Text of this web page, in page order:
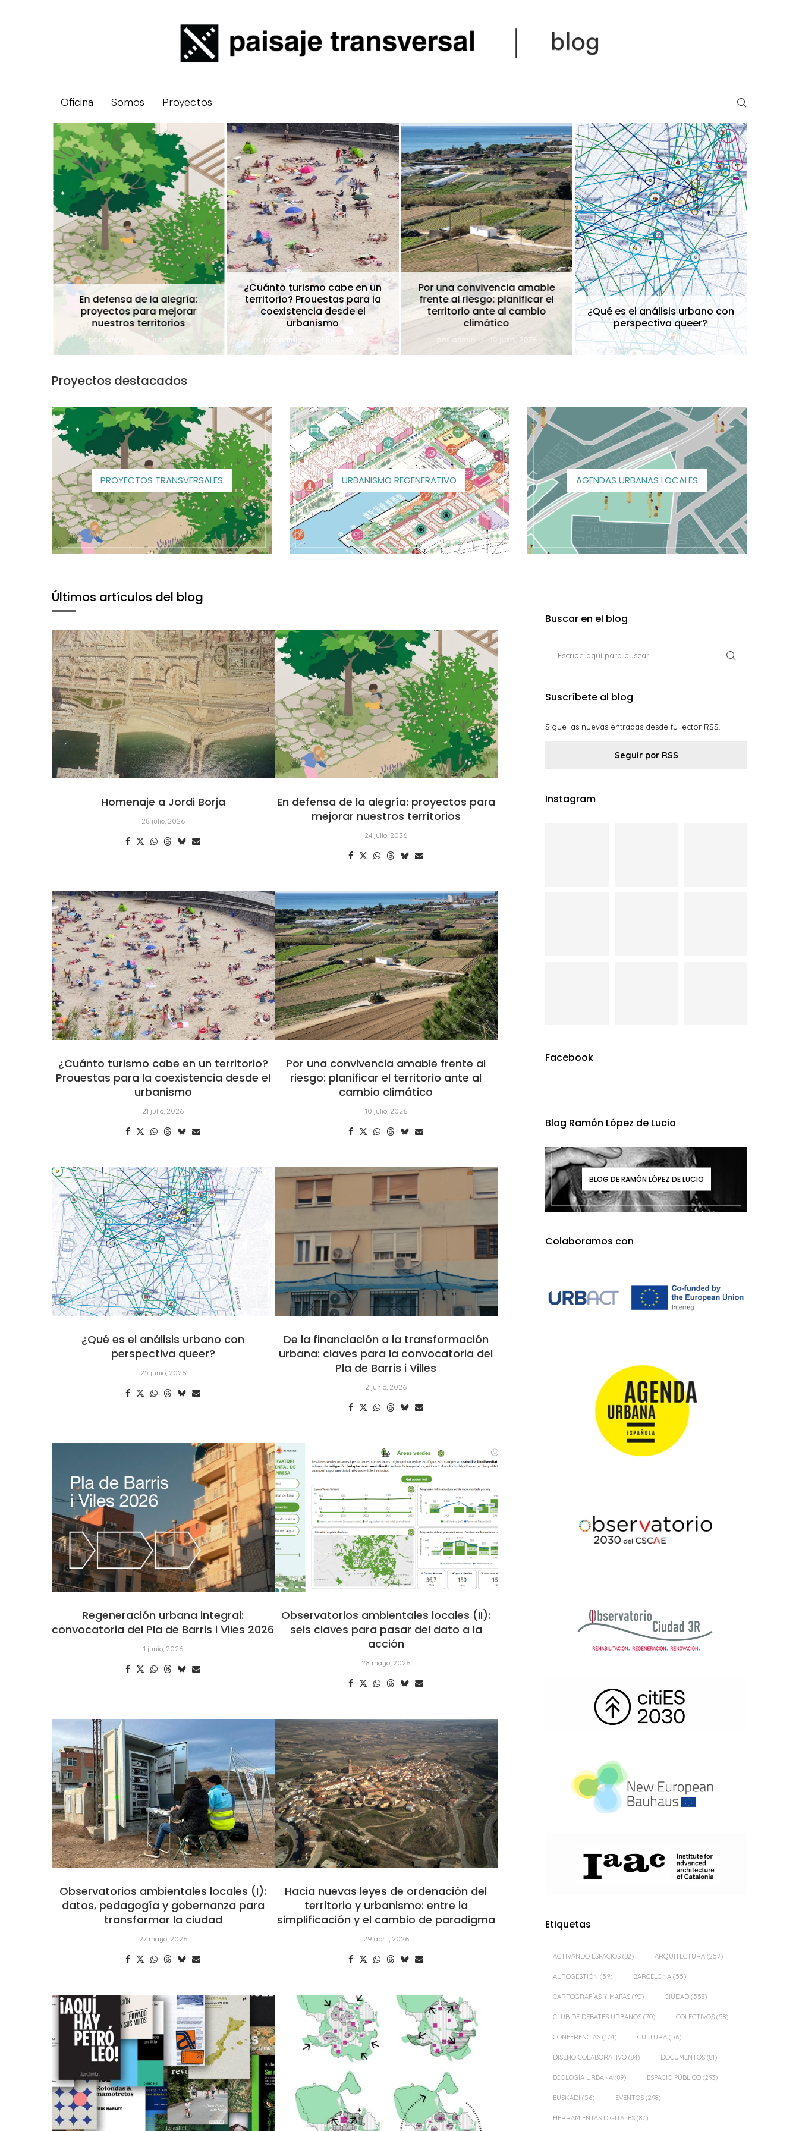
Oficina Somos Proyectos
En defensa de la alegría:
proyectos para mejorar
nuestros territorios
poradmin 24 julio, 2026
¿Cuánto turismo cabe en un
territorio? Prouestas para la
coexistencia desde el
urbanismo
poradmin 21 julio, 2026
Por una convivencia amable
frente al riesgo: planificar el
territorio ante al cambio
climático
por admin 10 julio, 2026
¿Qué es el análisis urbano con
perspectiva queer?
poradmin 25 junio, 2026
Proyectos destacados
PROYECTOS TRANSVERSALES URBANISMO REGENERATIVO AGENDAS URBANAS LOCALES
Últimos artículos del blog
Homenaje a Jordi Borja
28 julio, 2026
En defensa de la alegría: proyectos para
mejorar nuestros territorios
24 julio, 2026
¿Cuánto turismo cabe en un territorio?
Prouestas para la coexistencia desde el
urbanismo
21 julio, 2026
Por una convivencia amable frente al
riesgo: planificar el territorio ante al
cambio climático
10 julio, 2026
¿Qué es el análisis urbano con
perspectiva queer?
25 junio, 2026
De la financiación a la transformación
urbana: claves para la convocatoria del
Pla de Barris i Villes
2 junio, 2026
Regeneración urbana integral:
convocatoria del Pla de Barris i Viles 2026
1 junio, 2026
Observatorios ambientales locales (II):
seis claves para pasar del dato a la
acción
28 mayo, 2026
Observatorios ambientales locales (I):
datos, pedagogía y gobernanza para
transformar la ciudad
27 mayo, 2026
Hacia nuevas leyes de ordenación del
territorio y urbanismo: entre la
simplificación y el cambio de paradigma
29 abril, 2026
Buscar en el blog
Suscríbete al blog
Sigue las nuevas entradas desde tu lector RSS.
Seguir por RSS
Instagram
Facebook
Blog Ramón López de Lucio
BLOG DE RAMÓN LÓPEZ DE LUCIO
Colaboramos con
Etiquetas
ACTIVANDO ESPACIOS (82) ARQUITECTURA (257)
AUTOGESTIÓN (59) BARCELONA (55)
CARTOGRAFÍAS Y MAPAS (90) CIUDAD (553)
CLUB DE DEBATES URBANOS (70) COLECTIVOS (58)
CONFERENCIAS (174) CULTURA (56)
DISEÑO COLABORATIVO (84) DOCUMENTOS (81)
ECOLOGÍA URBANA (89) ESPACIO PÚBLICO (293)
EUSKADI (56) EVENTOS (298)
HERRAMIENTAS DIGITALES (87)